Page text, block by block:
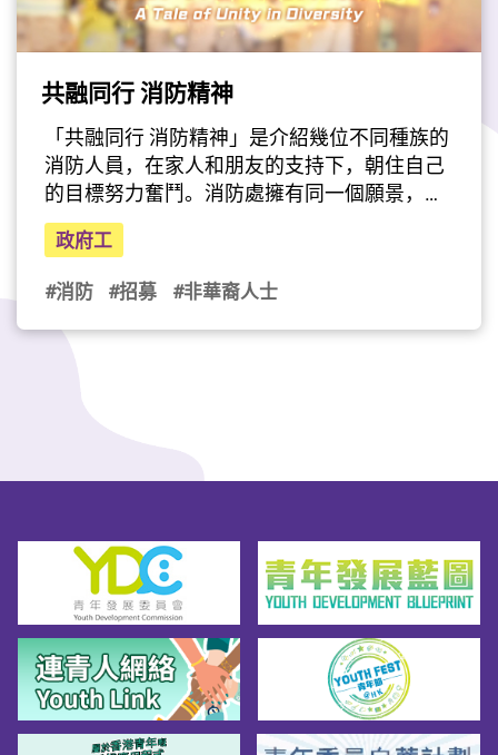
共融同行 消防精神
「共融同行 消防精神」是介紹幾位不同種族的
消防人員，在家人和朋友的支持下，朝住自己
的目標努力奮鬥。消防處擁有同一個願景，竭
力維護一個有多元文化的社會。消防處會繼續
致力推動文化共融，歡迎更多來自不同種族的
人士加入消防處，為香港市民服務。「消防處
目前有多位少數族裔的消防員和救護員，他們
的種族背景包括巴基斯坦、菲律賓、越南等
政府工
#消防
#招募 #非華裔人士
最後更新日期: 2026年04月20日